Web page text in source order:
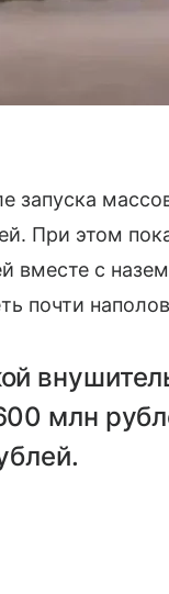
запуска
При этом
вместе с
почти
млн